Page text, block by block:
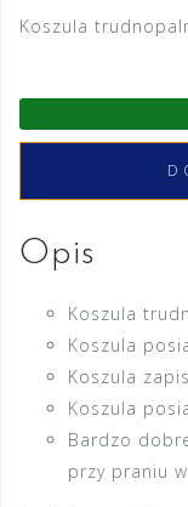
Koszula
Opis
Koszula
Koszula
Koszula
Koszula
Bardzo
przy praniu